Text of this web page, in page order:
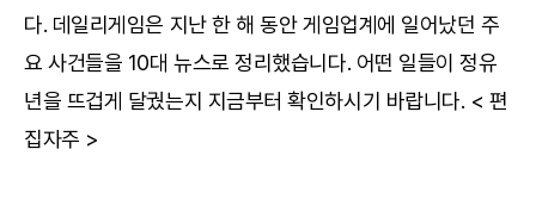
다. 데일리게임은 지난 한 해 동안 게임업계에 일어났던 주
요 사건들을 10대 뉴스로 정리했습니다. 어떤 일들이 정유
년을 뜨겁게 달궜는지 지금부터 확인하시기 바랍니다. < 편
집자주 >